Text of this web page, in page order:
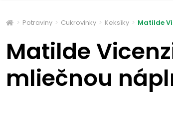
Potraviny Cukrovinky Keksíky Matilde
Matilde
mliečnou